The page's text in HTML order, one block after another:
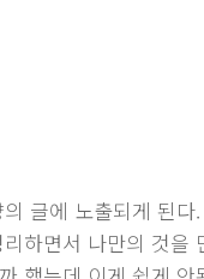
글에 노출되게 된
하면서 나만의 것을